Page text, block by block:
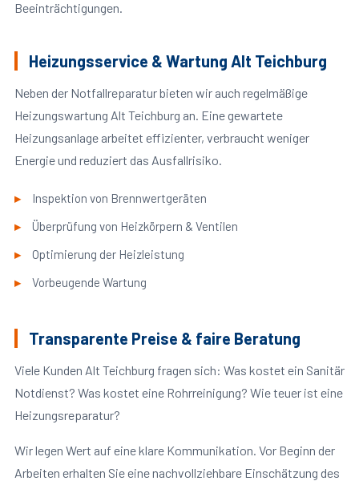
Beeinträchtigungen.
Heizungsservice & Wartung Alt Teichburg
Neben der Notfallreparatur bieten wir auch regelmäßige
Heizungswartung Alt Teichburg an. Eine gewartete
Heizungsanlage arbeitet effizienter, verbraucht weniger
Energie und reduziert das Ausfallrisiko.
Inspektion von Brennwertgeräten
Überprüfung von Heizkörpern & Ventilen
Optimierung der Heizleistung
Vorbeugende Wartung
Transparente Preise & faire Beratung
Viele Kunden Alt Teichburg fragen sich: Was kostet ein Sanitär
Notdienst? Was kostet eine Rohrreinigung? Wie teuer ist eine
Heizungsreparatur?
Wir legen Wert auf eine klare Kommunikation. Vor Beginn der
Arbeiten erhalten Sie eine nachvollziehbare Einschätzung des